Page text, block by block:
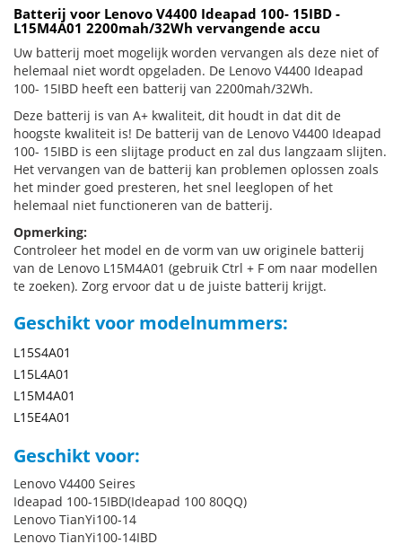
Batterij voor Lenovo V4400 Ideapad 100- 15IBD -
L15M4A01 2200mah/32Wh vervangende accu
Uw batterij moet mogelijk worden vervangen als deze niet of
helemaal niet wordt opgeladen. De Lenovo V4400 Ideapad
100- 15IBD heeft een batterij van 2200mah/32Wh.
Deze batterij is van A+ kwaliteit, dit houdt in dat dit de
hoogste kwaliteit is! De batterij van de Lenovo V4400 Ideapad
100- 15IBD is een slijtage product en zal dus langzaam slijten.
Het vervangen van de batterij kan problemen oplossen zoals
het minder goed presteren, het snel leeglopen of het
helemaal niet functioneren van de batterij.
Opmerking:
Controleer het model en de vorm van uw originele batterij
van de Lenovo L15M4A01 (gebruik Ctrl + F om naar modellen
te zoeken). Zorg ervoor dat u de juiste batterij krijgt.
Geschikt voor modelnummers:
L15S4A01
L15L4A01
L15M4A01
L15E4A01
Geschikt voor:
Lenovo V4400 Seires
Ideapad 100-15IBD(Ideapad 100 80QQ)
Lenovo TianYi100-14
Lenovo TianYi100-14IBD